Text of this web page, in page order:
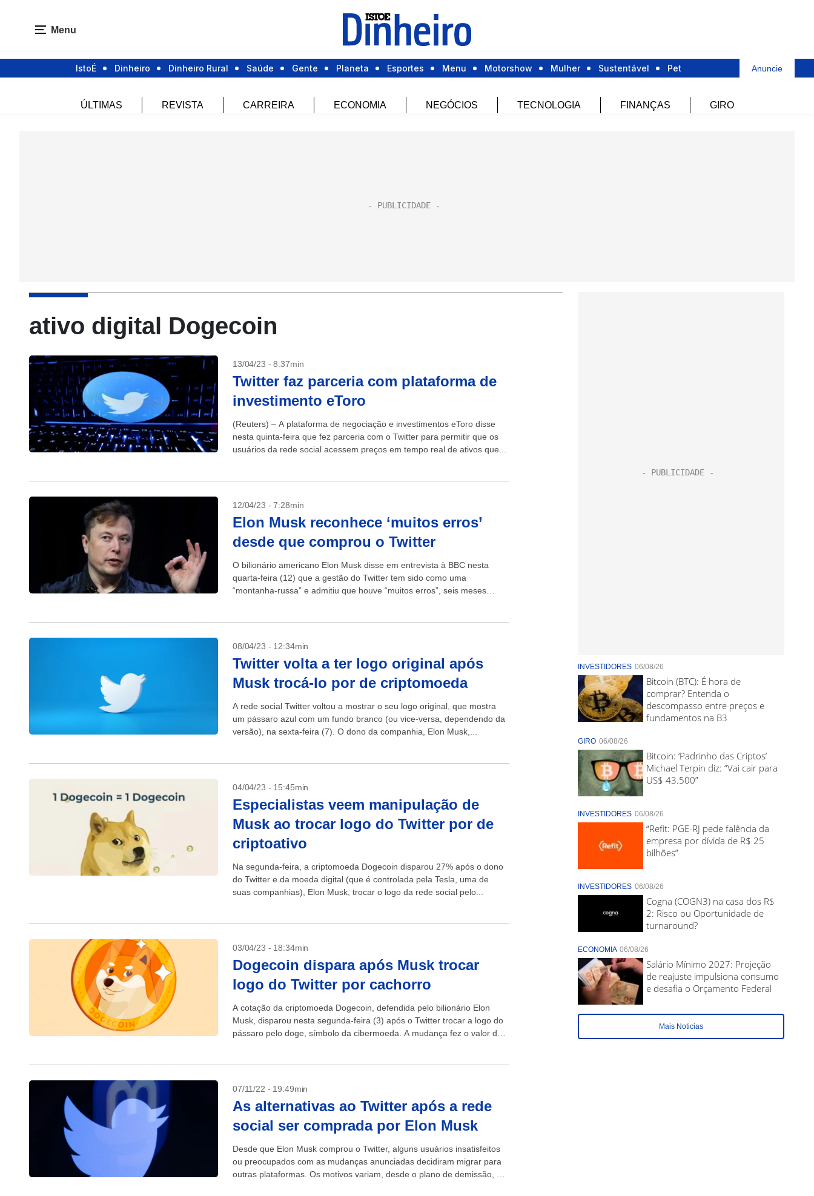
Menu
IstoÉ Dinheiro Dinheiro Rural Saúde Gente Planeta Esportes Menu Motorshow Mulher Sustentável Pet Anuncie
ÚLTIMAS REVISTA CARREIRA ECONOMIA NEGÓCIOS TECNOLOGIA FINANÇAS GIRO
ativo digital Dogecoin
13/04/23 - 8:37min
Twitter faz parceria com plataforma de
investimento eToro
(Reuters) – A plataforma de negociação e investimentos eToro disse
nesta quinta-feira que fez parceria com o Twitter para permitir que os
usuários da rede social acessem preços em tempo real de ativos que...
12/04/23 - 7:28min
Elon Musk reconhece ‘muitos erros’
desde que comprou o Twitter
O bilionário americano Elon Musk disse em entrevista à BBC nesta
quarta-feira (12) que a gestão do Twitter tem sido como uma
“montanha-russa” e admitiu que houve “muitos erros”, seis meses
08/04/23 - 12:34min
Twitter volta a ter logo original após
Musk trocá-lo por de criptomoeda
A rede social Twitter voltou a mostrar o seu logo original, que mostra
um pássaro azul com um fundo branco (ou vice-versa, dependendo da
versão), na sexta-feira (7). O dono da companhia, Elon Musk,...
04/04/23 - 15:45min
Especialistas veem manipulação de
Musk ao trocar logo do Twitter por de
criptoativo
Na segunda-feira, a criptomoeda Dogecoin disparou 27% após o dono
do Twitter e da moeda digital (que é controlada pela Tesla, uma de
suas companhias), Elon Musk, trocar o logo da rede social pelo...
03/04/23 - 18:34min
Dogecoin dispara após Musk trocar
logo do Twitter por cachorro
A cotação da criptomoeda Dogecoin, defendida pelo bilionário Elon
Musk, disparou nesta segunda-feira (3) após o Twitter trocar a logo do
pássaro pelo doge, símbolo da cibermoeda. A mudança fez o valor da
07/11/22 - 19:49min
As alternativas ao Twitter após a rede
social ser comprada por Elon Musk
Desde que Elon Musk comprou o Twitter, alguns usuários insatisfeitos
ou preocupados com as mudanças anunciadas decidiram migrar para
outras plataformas. Os motivos variam, desde o plano de demissão, até
INVESTIDORES 06/08/26
Bitcoin (BTC): É hora de
comprar? Entenda o
descompasso entre preços e
fundamentos na B3
GIRO 06/08/26
Bitcoin: ‘Padrinho das Criptos’
Michael Terpin diz: “Vai cair para
US$ 43.500”
INVESTIDORES 06/08/26
“Refit: PGE-RJ pede falência da
empresa por dívida de R$ 25
bilhões”
INVESTIDORES 06/08/26
Cogna (COGN3) na casa dos R$
2: Risco ou Oportunidade de
turnaround?
ECONOMIA 06/08/26
Salário Mínimo 2027: Projeção
de reajuste impulsiona consumo
e desafia o Orçamento Federal
Mais Noticias